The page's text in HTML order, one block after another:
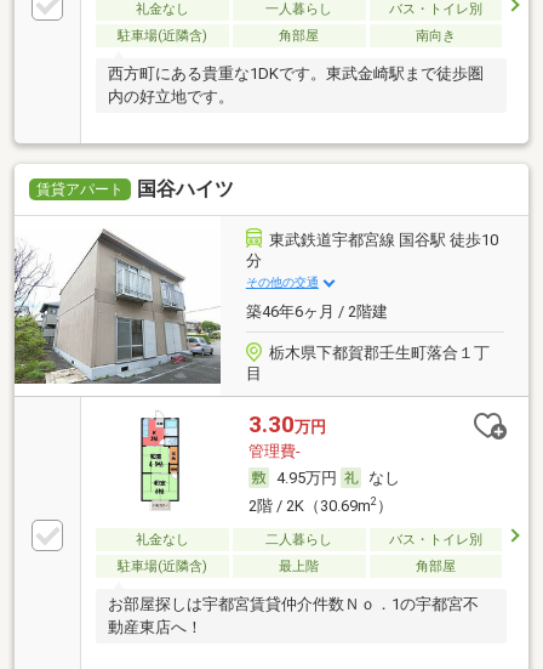
礼金なし 一人暮らし
バス・トイレ別
駐車場(近隣含)
角部屋 南向き
西方町にある貴重な1DKです。東武金崎駅まで徒歩圏
内の好立地です。
賃貸アパート 国谷ハイツ
東武鉄道宇都宮線 国谷駅 徒歩10
分
その他の交通
築46年6ヶ月 / 2階建
栃木県下都賀郡壬生町落合１丁
目
3.30万円
管理費-
4.95万円
なし
2階 / 2K（30.69m2）
礼金なし 二人暮らし
バス・トイレ別
駐車場(近隣含)
最上階 角部屋
お部屋探しは宇都宮賃貸仲介件数Ｎｏ．1の宇都宮不
動産東店へ！